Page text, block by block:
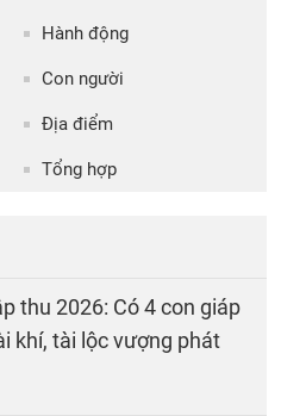
Hành động
Con người
Địa điểm
Tổng hợp
thu 2026: Có 4 con giáp
khí, tài lộc vượng phát